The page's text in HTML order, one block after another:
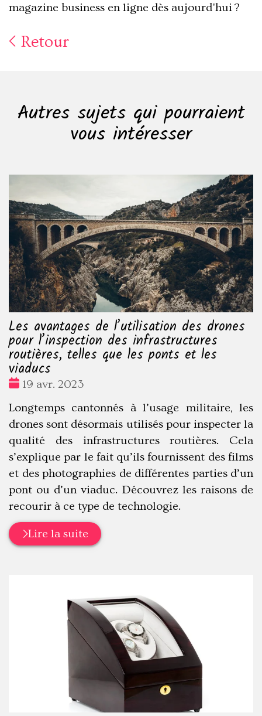
magazine business en ligne dès aujourd'hui ?
Retour
Autres sujets qui pourraient
vous intéresser
Les avantages de l’utilisation des drones
pour l’inspection des infrastructures
routières, telles que les ponts et les
viaducs
Date
19 avr. 2023
Longtemps cantonnés à l’usage militaire, les
drones sont désormais utilisés pour inspecter la
qualité des infrastructures routières. Cela
s’explique par le fait qu’ils fournissent des films
et des photographies de différentes parties d’un
pont ou d’un viaduc. Découvrez les raisons de
recourir à ce type de technologie.
Lire la suite